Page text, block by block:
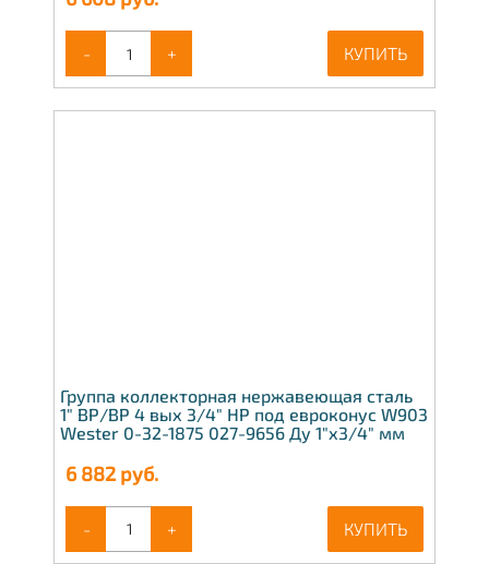
- + КУПИТЬ
Группа коллекторная нержавеющая сталь
1" ВР/ВР 4 вых 3/4" НР под евроконус W903
Wester 0-32-1875 027-9656 Ду 1"х3/4" мм
6 882 руб.
- + КУПИТЬ